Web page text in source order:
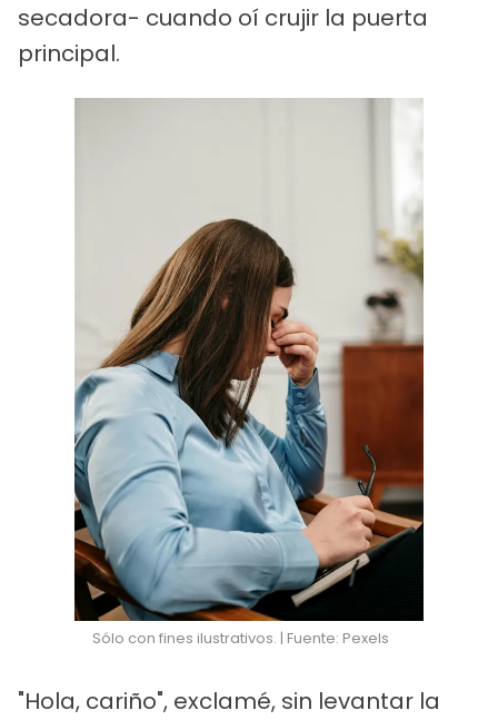
secadora- cuando oí crujir la puerta
principal.
Sólo con fines ilustrativos. | Fuente: Pexels
"Hola, cariño", exclamé, sin levantar la